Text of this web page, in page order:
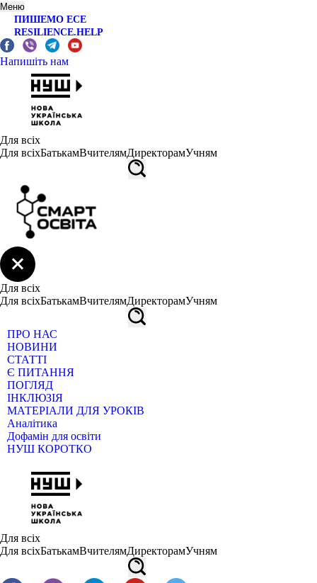
Меню
ПИШЕМО ЕСЕ
RESILIENCE.HELP
Напишіть нам
Для всіх
Для всіхБатькамВчителямДиректорамУчням
Для всіх
Для всіхБатькамВчителямДиректорамУчням
ПРО НАС
НОВИНИ
СТАТТІ
Є ПИТАННЯ
ПОГЛЯД
ІНКЛЮЗІЯ
МАТЕРІАЛИ ДЛЯ УРОКІВ
Аналітика
Дофамін для освіти
НУШ КОРОТКО
Для всіх
Для всіхБатькамВчителямДиректорамУчням